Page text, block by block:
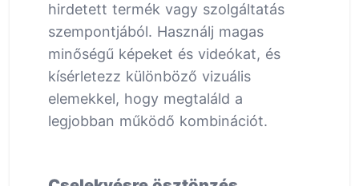
hirdetett termék vagy szolgáltatás
szempontjából. Használj magas
minőségű képeket és videókat, és
kísérletezz különböző vizuális
elemekkel, hogy megtaláld a
legjobban működő kombinációt.